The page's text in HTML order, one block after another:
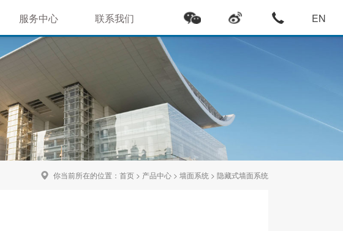
服务中心
售后服务
联系我们 EN
你当前所在的位置： 首页 > 产品中心 > 墙面系统 > 隐藏式墙面系统